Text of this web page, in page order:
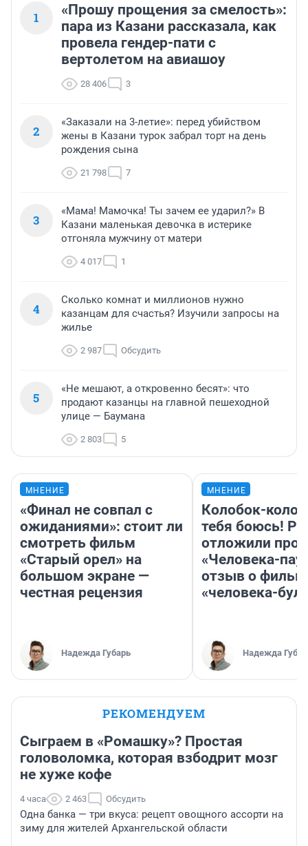
1
«Прошу прощения за смелость»:
пара из Казани рассказала, как
провела гендер-пати с
вертолетом на авиашоу
28 406 3
2
«Заказали на 3-летие»: перед убийством
жены в Казани турок забрал торт на день
рождения сына
21 798 7
3
«Мама! Мамочка! Ты зачем ее ударил?» В
Казани маленькая девочка в истерике
отгоняла мужчину от матери
4 017 1
4
Сколько комнат и миллионов нужно
казанцам для счастья? Изучили запросы на
жилье
2 987 Обсудить
5
«Не мешают, а откровенно бесят»: что
продают казанцы на главной пешеходной
улице — Баумана
2 803 5
МНЕНИЕ
«Финал не совпал с
ожиданиями»: стоит ли
смотреть фильм
«Старый орел» на
большом экране —
честная рецензия
Надежда Губарь
МНЕНИЕ
Колобок-
тебя боюсь!
отложили
«Человека-
отзыв о
«человека-
Надежда
РЕКОМЕНДУЕМ
Сыграем в «Ромашку»? Простая
головоломка, которая взбодрит мозг
не хуже кофе
4 часа 2 463 Обсудить
Одна банка — три вкуса: рецепт овощного ассорти на
зиму для жителей Архангельской области